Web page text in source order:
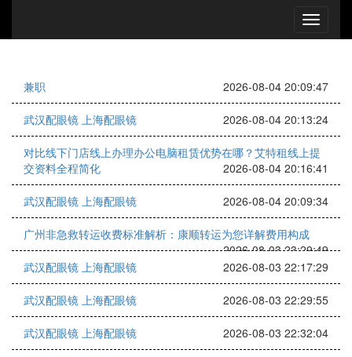
兼职 2026-08-04 20:09:47
武汉配眼镜 上海配眼镜 2026-08-04 20:13:24
对比线下门店线上办理办公电脑租赁优势在哪？艾特租线上提
交资料全程简化
2026-08-04 20:16:41
武汉配眼镜 上海配眼镜 2026-08-04 20:09:34
广州非急救转运收费标准解析：康顺转运为您详解费用构成
2026-08-03 23:29:49
武汉配眼镜 上海配眼镜
2026-08-03 22:17:29
武汉配眼镜 上海配眼镜 2026-08-03 22:29:55
武汉配眼镜 上海配眼镜 2026-08-03 22:32:04